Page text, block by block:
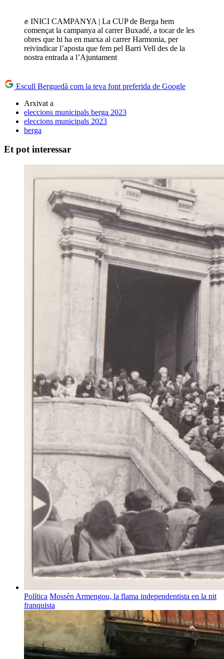
✊ INICI CAMPANYA | La CUP de Berga hem
començat la campanya al carrer Buxadé, a tocar de les
obres que hi ha en marxa al carrer Harmonia, per
reivindicar l’aposta que fem pel Barri Vell des de la
nostra entrada a l’Ajuntament
Escull Berguedà com la teva font preferida de Google
Arxivat a
eleccions municipals berga 2023
eleccions municipals 2023
berga
Et pot interessar
Política Mossèn Armengou, la flama independentista en la nit
franquista